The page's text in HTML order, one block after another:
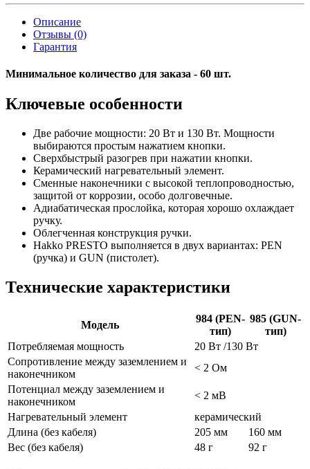
Описание
Отзывы (0)
Гарантия
Минимальное количество для заказа - 60 шт.
Ключевые особенности
Две рабочие мощности: 20 Вт и 130 Вт. Мощности
выбираются простым нажатием кнопки.
Сверхбыстрый разогрев при нажатии кнопки.
Керамический нагревательный элемент.
Сменные наконечники с высокой теплопроводностью,
защитой от коррозии, особо долговечные.
Адиабатическая прослойка, которая хорошо охлаждает
ручку.
Облегченная конструкция ручки.
Hakko PRESTO выполняется в двух вариантах: PEN
(ручка) и GUN (пистолет).
Технические характеристики
Модель
984 (PEN-
тип)
985 (GUN-
тип)
Потребляемая мощность
20 Вт /130 Вт
Сопротивление между заземлением и
наконечником
< 2 Ом
Потенциал между заземлением и
наконечником
< 2 мВ
Нагревательный элемент
керамический
Длина (без кабеля)
205 мм
160 мм
Вес (без кабеля)
48 г 92 г